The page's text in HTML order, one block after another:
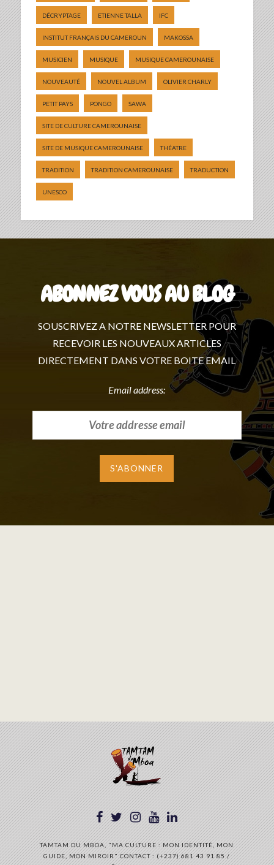
DÉCRYPTAGE ETIENNE TALLA IFC
INSTITUT FRANÇAIS DU CAMEROUN MAKOSSA
MUSICIEN MUSIQUE MUSIQUE CAMEROUNAISE
NOUVEAUTÉ NOUVEL ALBUM OLIVIER CHARLY
PETIT PAYS PONGO SAWA
SITE DE CULTURE CAMEROUNAISE
SITE DE MUSIQUE CAMEROUNAISE THÉATRE
TRADITION TRADITION CAMEROUNAISE TRADUCTION
UNESCO
ABONNEZ VOUS AU BLOG
SOUSCRIVEZ A NOTRE NEWSLETTER POUR
RECEVOIR LES NOUVEAUX ARTICLES
DIRECTEMENT DANS VOTRE BOITE EMAIL
Email address:
TAMTAM DU MBOA, "MA CULTURE : MON IDENTITÉ, MON
GUIDE, MON MIROIR" CONTACT : (+237) 681 43 91 85 /